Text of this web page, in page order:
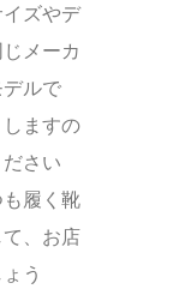
ズやデ
メーカ
ルで
ますの
さい
履く靴
、お店
う